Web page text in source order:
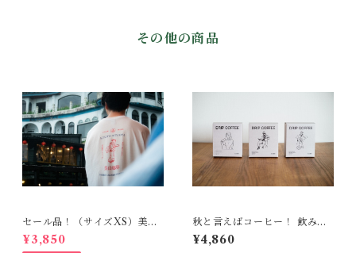
その他の商品
セール品！（サイズXS）美山
珈琲 アパレルシリーズ ~M
aikohan~
¥3,850
秋と言えばコーヒー！ 飲み比
べセット
¥4,860